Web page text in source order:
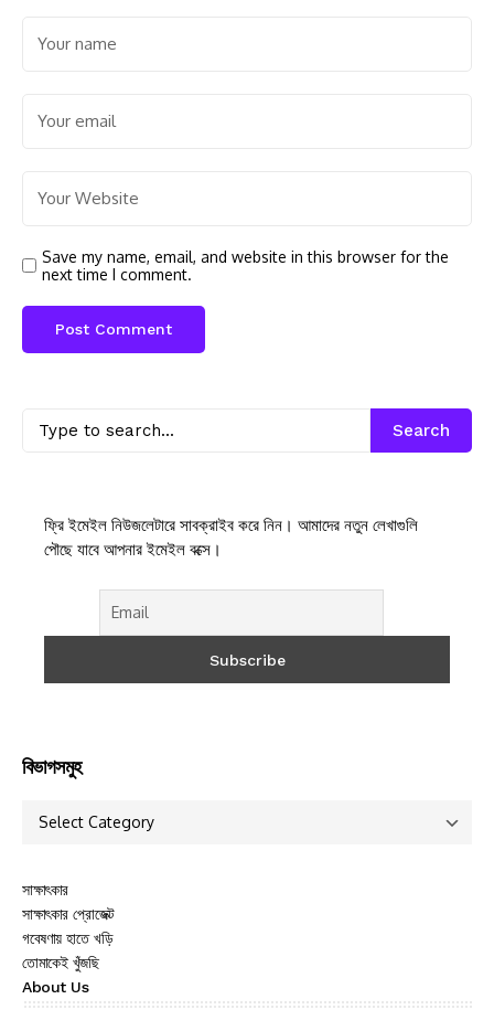
Save my name, email, and website in this browser for the
next time I comment.
Search
ফ্রি ইমেইল নিউজলেটারে সাবক্রাইব করে নিন। আমাদের নতুন লেখাগুলি
পৌছে যাবে আপনার ইমেইল বক্সে।
বিভাগসমুহ
সাক্ষাৎকার
সাক্ষাৎকার প্রোজেক্ট
গবেষণায় হাতে খড়ি
তোমাকেই খুঁজছি
About Us